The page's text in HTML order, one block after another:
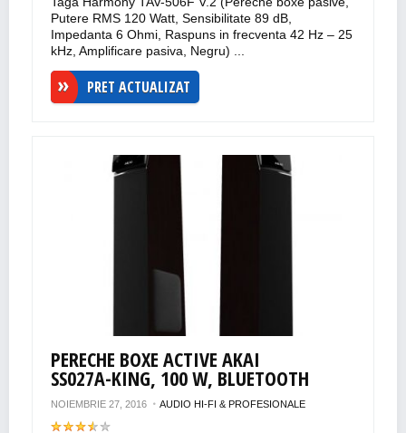
Putere RMS 120 Watt, Sensibilitate 89 dB,
Impedanta 6 Ohmi, Raspuns in frecventa 42 Hz – 25
kHz, Amplificare pasiva, Negru) ...
PRET ACTUALIZAT
PERECHE BOXE ACTIVE AKAI
SS027A-KING, 100 W, BLUETOOTH
NOIEMBRIE 27, 2016 AUDIO HI-FI & PROFESIONALE